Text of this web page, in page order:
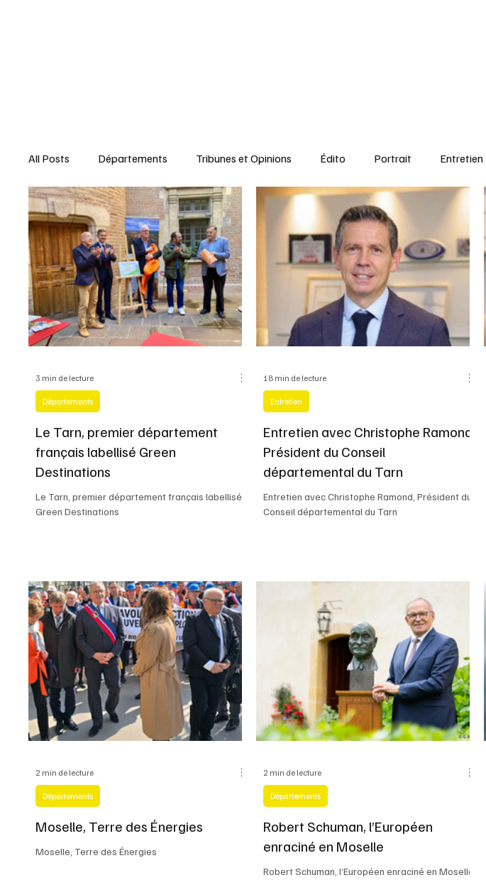
All Posts Départements Tribunes et Opinions Édito Portrait Entretien
Nominations Entreprises Marketing Territorial Ressources Humaines
interview À la une des Départements Le Petit Journal des Départements
Livres Baromètre
Le Tarn, premier département
français labellisé Green
Destinations
Le Tarn, premier département français labellisé
Green Destinations
Départements
3 min de lecture
Entretien avec Christophe Ramond,
Président du Conseil
départemental du Tarn
Entretien avec Christophe Ramond, Président du
Conseil départemental du Tarn
Entretien
18 min de lecture
Moselle, Terre des Énergies
Moselle, Terre des Énergies
Départements
2 min de lecture
Robert Schuman, l’Européen
enraciné en Moselle
Robert Schuman, l’Européen enraciné en Moselle
Départements
2 min de lecture